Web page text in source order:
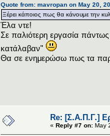
Quote from: mavropan on May 20,
Ξέρει κάποιος πως θα κάνουμε την
Έλα ντε!
Σε παλιότερη εργασία πάντως
κατάλαβαν"
Θα σε ενημερώσω πως τα
Re: [Σ.Α.Π.Γ.]
« Reply #7 on: May